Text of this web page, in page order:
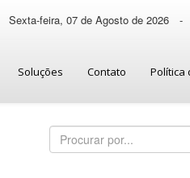
Sexta-feira, 07 de Agosto de 2026 -
Soluções Contato Política